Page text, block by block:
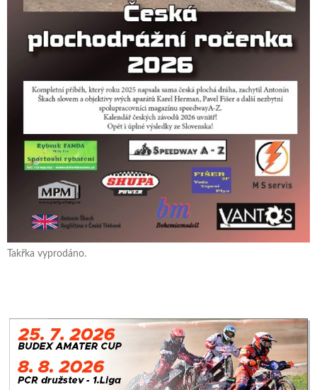
Takřka vyprodáno.